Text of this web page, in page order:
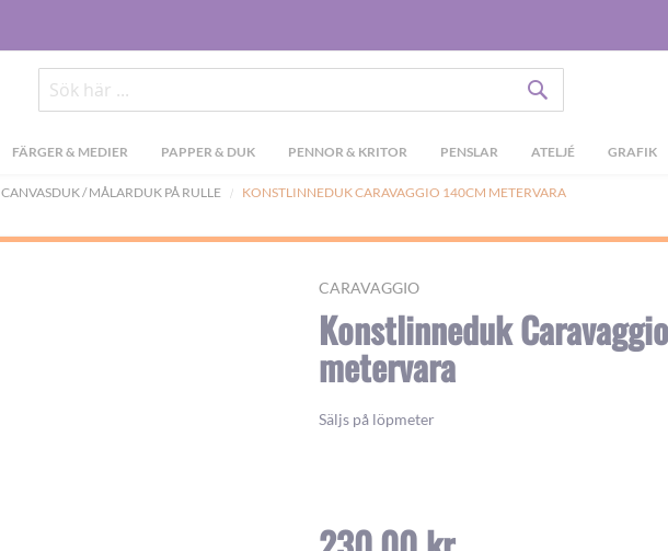
Sök
FÄRGER & MEDIER PAPPER & DUK PENNOR & KRITOR PENSLAR ATELJÉ GRAFIK
CANVASDUK / MÅLARDUK PÅ RULLE KONSTLINNEDUK CARAVAGGIO 140CM METERVARA
CARAVAGGIO
Konstlinneduk
metervara
Säljs på löpmeter